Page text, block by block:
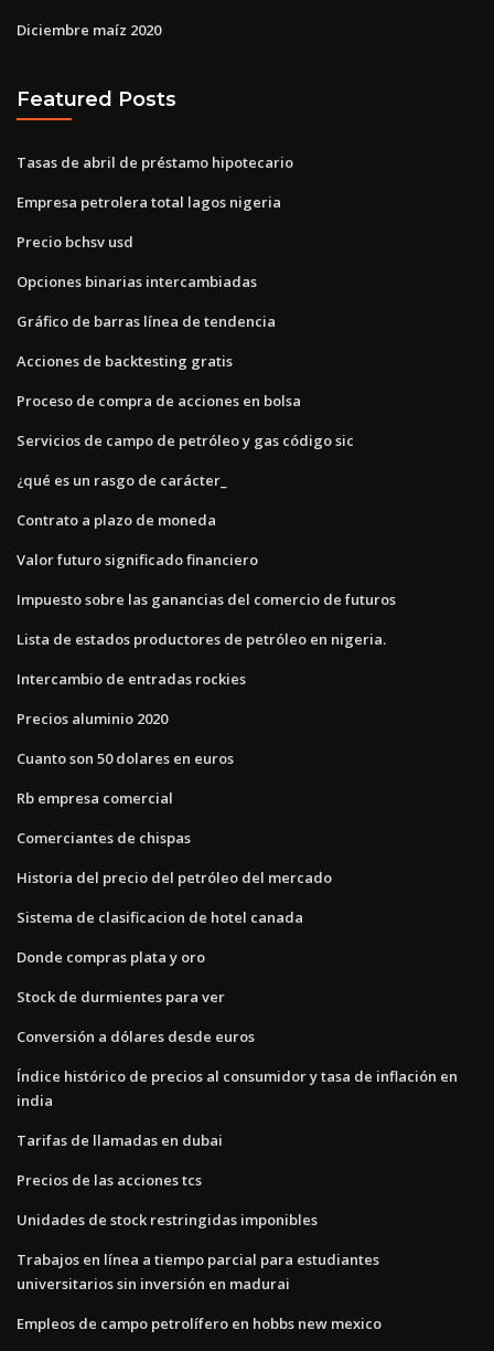
Diciembre maíz 2020
Featured Posts
Tasas de abril de préstamo hipotecario
Empresa petrolera total lagos nigeria
Precio bchsv usd
Opciones binarias intercambiadas
Gráfico de barras línea de tendencia
Acciones de backtesting gratis
Proceso de compra de acciones en bolsa
Servicios de campo de petróleo y gas código sic
¿qué es un rasgo de carácter_
Contrato a plazo de moneda
Valor futuro significado financiero
Impuesto sobre las ganancias del comercio de futuros
Lista de estados productores de petróleo en nigeria.
Intercambio de entradas rockies
Precios aluminio 2020
Cuanto son 50 dolares en euros
Rb empresa comercial
Comerciantes de chispas
Historia del precio del petróleo del mercado
Sistema de clasificacion de hotel canada
Donde compras plata y oro
Stock de durmientes para ver
Conversión a dólares desde euros
Índice histórico de precios al consumidor y tasa de inflación en
india
Tarifas de llamadas en dubai
Precios de las acciones tcs
Unidades de stock restringidas imponibles
Trabajos en línea a tiempo parcial para estudiantes
universitarios sin inversión en madurai
Empleos de campo petrolífero en hobbs new mexico